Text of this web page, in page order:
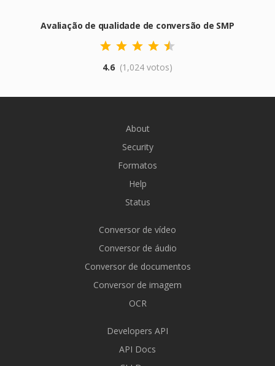
Avaliação de qualidade de conversão de SMP
4.6 (1,024 votos)
About
Security
Formatos
Help
Status
Conversor de vídeo
Conversor de áudio
Conversor de documentos
Conversor de imagem
OCR
Developers API
API Docs